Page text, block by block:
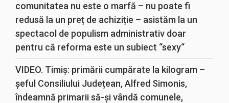
comunitatea nu este o marfă – nu poate fi
redusă la un preț de achiziție – asistăm la un
spectacol de populism administrativ doar
pentru că reforma este un subiect “sexy“
VIDEO. Timiș: primării cumpărate la kilogram –
șeful Consiliului Județean, Alfred Simonis,
îndeamnă primarii să-și vândă comunele,